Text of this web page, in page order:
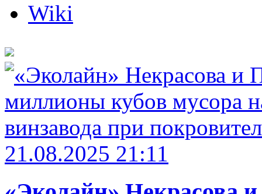
Wiki
21.08.2025 21:11